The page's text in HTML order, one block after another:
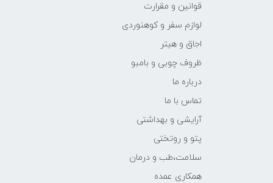
قوانین و مقرارت
لوازم سفر و کوهنوردی
اجاق و هیتر
ظروف چوبی و بامبو
درباره ما
تماس با ما
آرایشی و بهداشتی
پتو و روتختی
سلامت،طب و درمان
همکاری عمده